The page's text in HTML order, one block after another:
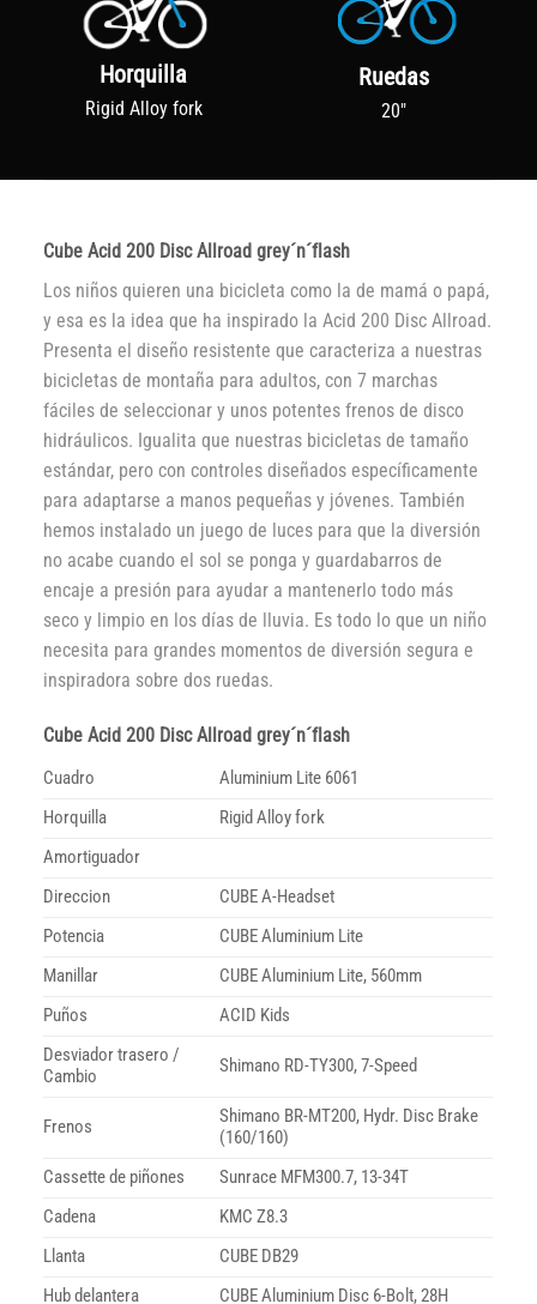
Horquilla
Rigid Alloy fork
Ruedas
20"
Cube Acid 200 Disc Allroad grey´n´flash
Los niños quieren una bicicleta como la de mamá o papá,
y esa es la idea que ha inspirado la Acid 200 Disc Allroad.
Presenta el diseño resistente que caracteriza a nuestras
bicicletas de montaña para adultos, con 7 marchas
fáciles de seleccionar y unos potentes frenos de disco
hidráulicos. Igualita que nuestras bicicletas de tamaño
estándar, pero con controles diseñados específicamente
para adaptarse a manos pequeñas y jóvenes. También
hemos instalado un juego de luces para que la diversión
no acabe cuando el sol se ponga y guardabarros de
encaje a presión para ayudar a mantenerlo todo más
seco y limpio en los días de lluvia. Es todo lo que un niño
necesita para grandes momentos de diversión segura e
inspiradora sobre dos ruedas.
Cube Acid 200 Disc Allroad grey´n´flash
Cuadro
Aluminium Lite 6061
Horquilla
Rigid Alloy fork
Amortiguador
Direccion
CUBE A-Headset
Potencia
CUBE Aluminium Lite
Manillar
CUBE Aluminium Lite, 560mm
Puños
ACID Kids
Desviador trasero /
Cambio
Shimano RD-TY300, 7-Speed
Frenos
Shimano BR-MT200, Hydr. Disc Brake
(160/160)
Cassette de piñones
Sunrace MFM300.7, 13-34T
Cadena
KMC Z8.3
Llanta
CUBE DB29
Hub delantera
CUBE Aluminium Disc 6-Bolt, 28H